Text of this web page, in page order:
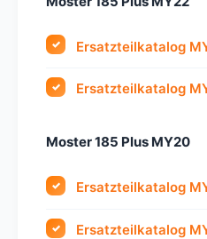
Ersatzteilkatalog
Ersatzteilkatalog
Moster 185 Plus MY20
Ersatzteilkatalog
Ersatzteilkatalog